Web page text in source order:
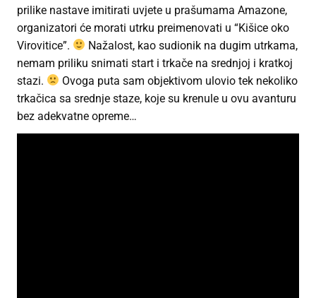
prilike nastave imitirati uvjete u prašumama Amazone,
organizatori će morati utrku preimenovati u “Kišice oko
Virovitice”.
Nažalost, kao sudionik na dugim utrkama,
nemam priliku snimati start i trkače na srednjoj i kratkoj
stazi.
Ovoga puta sam objektivom ulovio tek nekoliko
trkačica sa srednje staze, koje su krenule u ovu avanturu
bez adekvatne opreme…